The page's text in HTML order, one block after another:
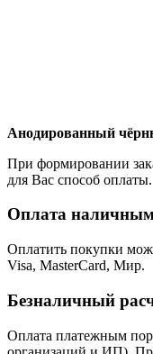
Анодированный
При формировании
для Вас способ оплаты.
Оплата
Оплатить покупки
Visa, MasterCard, Мир.
Безналичный
Оплата платежным